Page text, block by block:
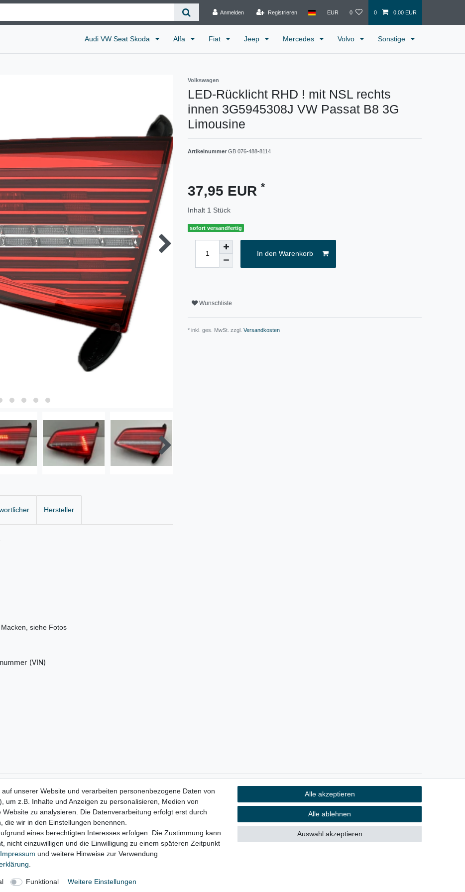
Anmelden Registrieren EUR 0 0 0,00 EUR
Audi VW Seat Skoda Alfa Fiat Jeep Mercedes Volvo Sonstige
Volkswagen
LED-Rücklicht RHD ! mit NSL rechts
innen 3G5945308J VW Passat B8 3G
Limousine
Artikelnummer GB 076-488-8114
37,95 EUR *
Inhalt 1 Stück
sofort versandfertig
In den Warenkorb
Wunschliste
* inkl. ges. MwSt. zzgl. Versandkosten
Hersteller
siehe Fotos
(VIN)
unserer Website und verarbeiten personenbezogene Daten von
um z.B. Inhalte und Anzeigen zu personalisieren, Medien von
zu analysieren. Die Datenverarbeitung erfolgt erst durch
wir in den Einstellungen benennen.
eines berechtigten Interesses erfolgen. Die Zustimmung kann
nicht einzuwilligen und die Einwilligung zu einem späteren Zeitpunkt
Impressum und weitere Hinweise zur Verwendung
Funktional Weitere Einstellungen
Alle akzeptieren
Alle ablehnen
Auswahl akzeptieren
Widerrufs­recht
© Copyright 2026 | Alle Rechte vorbehalten.